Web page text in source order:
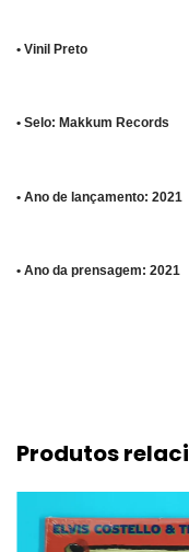
• Vinil Preto
• Selo: Makkum Records
• Ano de lançamento: 2021
• Ano da prensagem: 2021
Produtos